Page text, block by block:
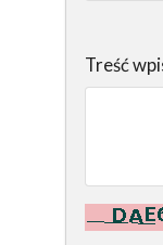
Treść
Kontrola -